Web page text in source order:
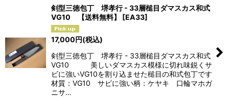
絞り込む
剣型三徳包丁 堺孝行 - 33層槌目ダマスカス和式
VG10 【送料無料】
[EA33]
17,000円(税込)
剣型三徳包丁 堺孝行 - 33層槌目ダマスカス和式
VG10 美しいダマスカス模様に切れ味鋭くサ
ビに強いVG10を割り込ませた槌目の和式包丁です
材質：VG10 サビに強い柄：ケヤキ 口輪マホガ
ニサ…